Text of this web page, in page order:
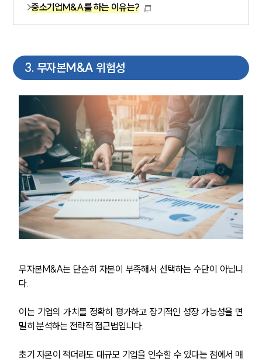
중소기업M&A를 하는 이유는?
3. 무자본M&A 위험성
무자본M&A는 단순히 자본이 부족해서 선택하는 수단이 아닙니
다.
이는 기업의 가치를 정확히 평가하고 장기적인 성장 가능성을 면
밀히 분석하는 전략적 접근법입니다.
초기 자본이 적더라도 대규모 기업을 인수할 수 있다는 점에서 매